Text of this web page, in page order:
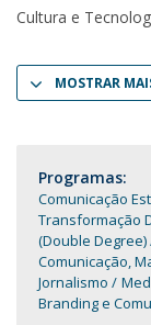
Cultura e
MOSTRAR
Programas:
Comunicação
Transformação
(Double Degree)
Comunicação,
Jornalismo
Branding e